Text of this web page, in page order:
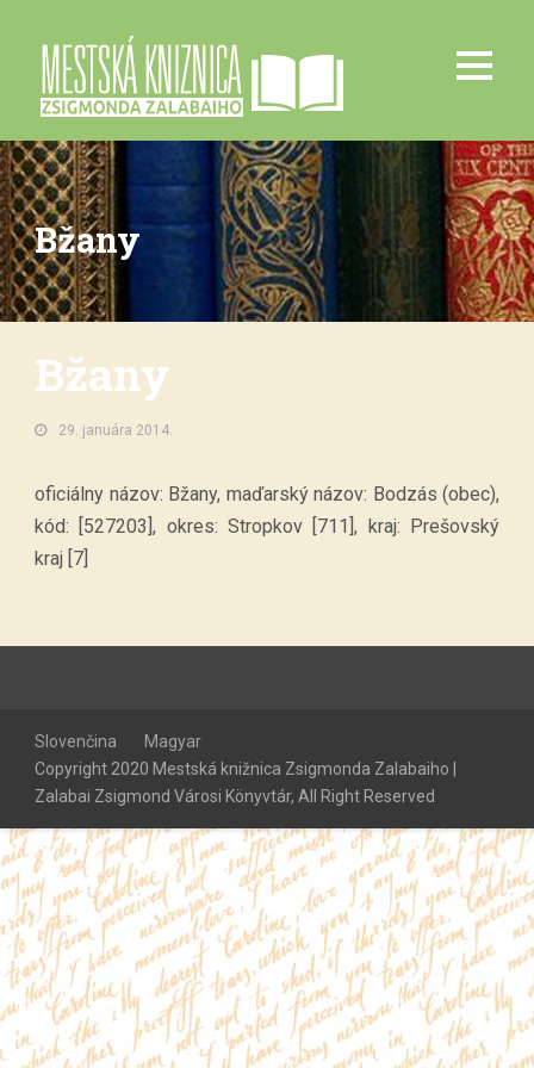
Bžany
Bžany
29. januára 2014.
oficiálny názov: Bžany, maďarský názov: Bodzás (obec),
kód: [527203], okres: Stropkov [711], kraj: Prešovský
kraj [7]
Slovenčina
Magyar
Copyright 2020 Mestská knižnica Zsigmonda Zalabaiho |
Zalabai Zsigmond Városi Könyvtár, All Right Reserved